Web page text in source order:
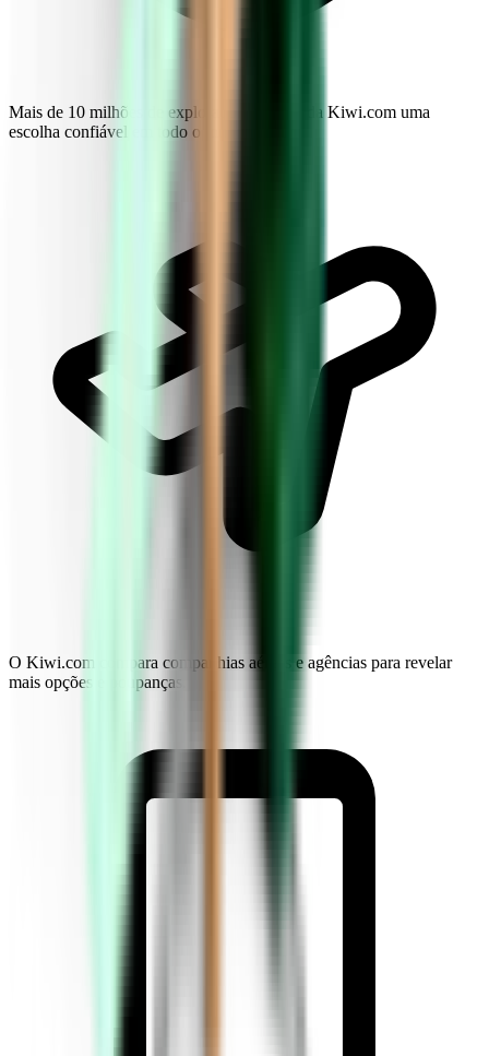
Mais de 10 milhões de exploradores fazem da Kiwi.com uma
escolha confiável em todo o mundo.
O Kiwi.com compara companhias aéreas e agências para revelar
mais opções e poupanças.